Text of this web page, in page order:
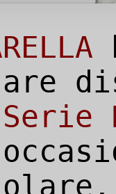
Serie